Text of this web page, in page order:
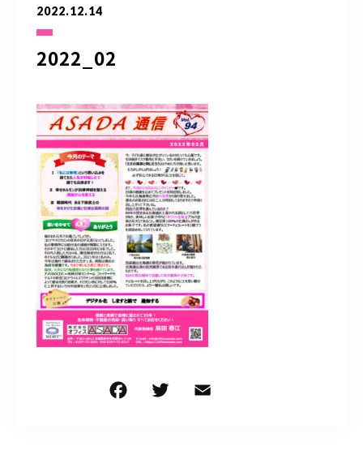
2022.12.14
2022_02
アクセス
0297-72-2401
営業時間 9:00～18:00
お問い合わせはこちら